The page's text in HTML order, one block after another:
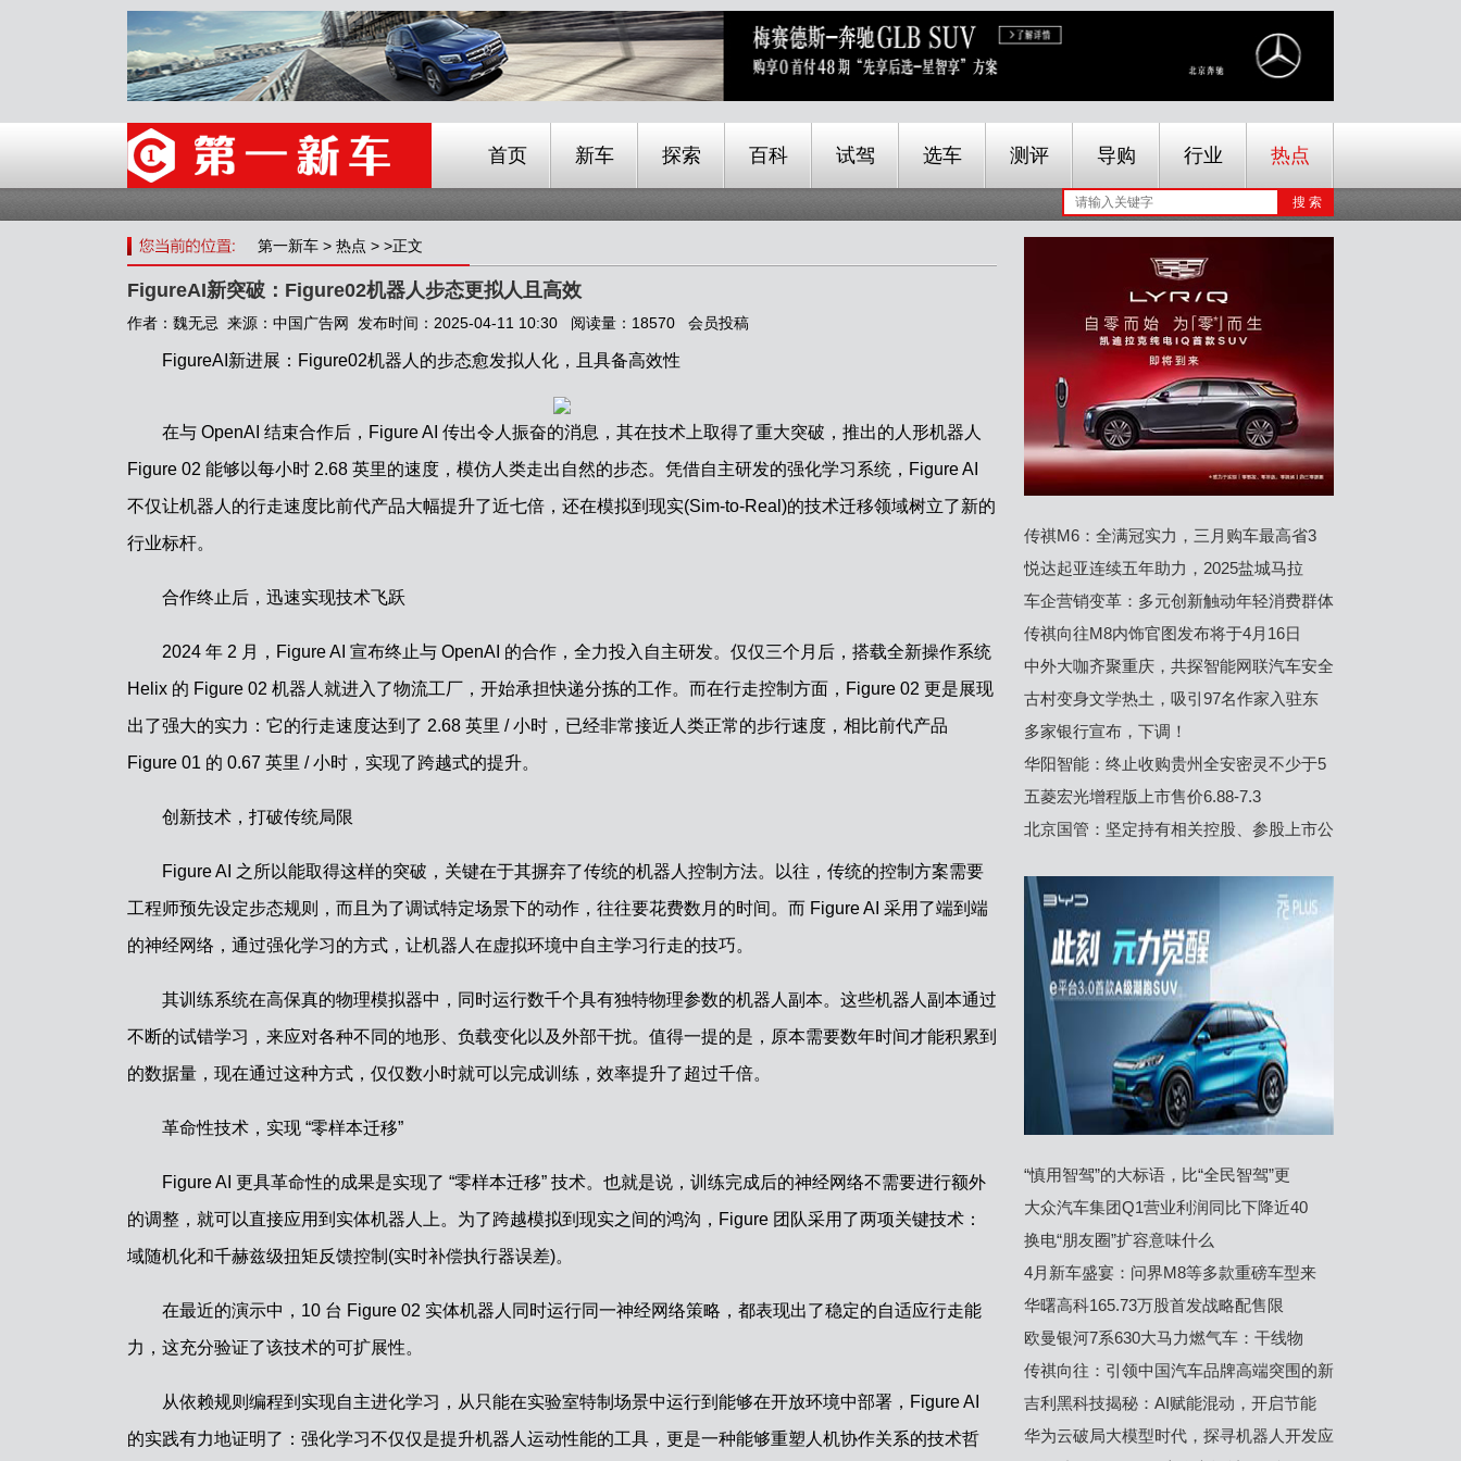
首页 新车 探索 百科 试驾 选车 测评 导购 行业 热点
第一新车 > 热点 > >正文
FigureAI新突破：Figure02机器人步态更拟人且高效
作者：魏无忌 来源：中国广告网 发布时间：2025-04-11 10:30 阅读量：18570 会员投稿
FigureAI新进展：Figure02机器人的步态愈发拟人化，且具备高效性
在与 OpenAI 结束合作后，Figure AI 传出令人振奋的消息，其在技术上取得了重大突破，推出的人形机器人
Figure 02 能够以每小时 2.68 英里的速度，模仿人类走出自然的步态。凭借自主研发的强化学习系统，Figure AI
不仅让机器人的行走速度比前代产品大幅提升了近七倍，还在模拟到现实(Sim-to-Real)的技术迁移领域树立了新的
行业标杆。
合作终止后，迅速实现技术飞跃
2024 年 2 月，Figure AI 宣布终止与 OpenAI 的合作，全力投入自主研发。仅仅三个月后，搭载全新操作系统
Helix 的 Figure 02 机器人就进入了物流工厂，开始承担快递分拣的工作。而在行走控制方面，Figure 02 更是展现
出了强大的实力：它的行走速度达到了 2.68 英里 / 小时，已经非常接近人类正常的步行速度，相比前代产品
Figure 01 的 0.67 英里 / 小时，实现了跨越式的提升。
创新技术，打破传统局限
Figure AI 之所以能取得这样的突破，关键在于其摒弃了传统的机器人控制方法。以往，传统的控制方案需要
工程师预先设定步态规则，而且为了调试特定场景下的动作，往往要花费数月的时间。而 Figure AI 采用了端到端
的神经网络，通过强化学习的方式，让机器人在虚拟环境中自主学习行走的技巧。
其训练系统在高保真的物理模拟器中，同时运行数千个具有独特物理参数的机器人副本。这些机器人副本通过
不断的试错学习，来应对各种不同的地形、负载变化以及外部干扰。值得一提的是，原本需要数年时间才能积累到
的数据量，现在通过这种方式，仅仅数小时就可以完成训练，效率提升了超过千倍。
革命性技术，实现 “零样本迁移”
Figure AI 更具革命性的成果是实现了 “零样本迁移” 技术。也就是说，训练完成后的神经网络不需要进行额外
的调整，就可以直接应用到实体机器人上。为了跨越模拟到现实之间的鸿沟，Figure 团队采用了两项关键技术：
域随机化和千赫兹级扭矩反馈控制(实时补偿执行器误差)。
在最近的演示中，10 台 Figure 02 实体机器人同时运行同一神经网络策略，都表现出了稳定的自适应行走能
力，这充分验证了该技术的可扩展性。
从依赖规则编程到实现自主进化学习，从只能在实验室特制场景中运行到能够在开放环境中部署，Figure AI
的实践有力地证明了：强化学习不仅仅是提升机器人运动性能的工具，更是一种能够重塑人机协作关系的技术哲
传祺M6：全满冠实力，三月购车最高省3
悦达起亚连续五年助力，2025盐城马拉
车企营销变革：多元创新触动年轻消费群体
传祺向往M8内饰官图发布将于4月16日
中外大咖齐聚重庆，共探智能网联汽车安全
古村变身文学热土，吸引97名作家入驻东
多家银行宣布，下调！
华阳智能：终止收购贵州全安密灵不少于5
五菱宏光增程版上市售价6.88-7.3
北京国管：坚定持有相关控股、参股上市公
“慎用智驾”的大标语，比“全民智驾”更
大众汽车集团Q1营业利润同比下降近40
换电“朋友圈”扩容意味什么
4月新车盛宴：问界M8等多款重磅车型来
华曙高科165.73万股首发战略配售限
欧曼银河7系630大马力燃气车：干线物
传祺向往：引领中国汽车品牌高端突围的新
吉利黑科技揭秘：AI赋能混动，开启节能
华为云破局大模型时代，探寻机器人开发应